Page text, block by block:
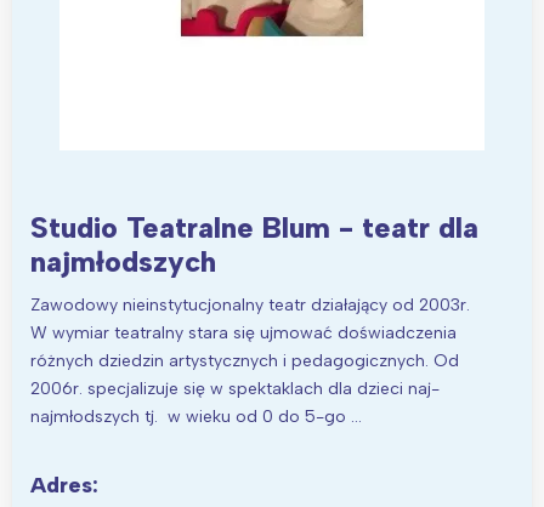
Studio Teatralne Blum - teatr dla
najmłodszych
Zawodowy nieinstytucjonalny teatr działający od 2003r.
W wymiar teatralny stara się ujmować doświadczenia
różnych dziedzin artystycznych i pedagogicznych. Od
2006r. specjalizuje się w spektaklach dla dzieci naj-
najmłodszych tj. w wieku od 0 do 5-go …
Adres:
Warszawa
Łódź
Trójmiasto
Poznań
Wrocław
Kraków
Południe
Północ
Wszystkie